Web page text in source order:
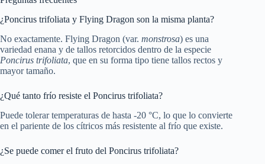
¿Poncirus trifoliata y Flying Dragon son la misma planta?
No exactamente. Flying Dragon (var. monstrosa) es una
variedad enana y de tallos retorcidos dentro de la especie
Poncirus trifoliata, que en su forma tipo tiene tallos rectos y
mayor tamaño.
¿Qué tanto frío resiste el Poncirus trifoliata?
Puede tolerar temperaturas de hasta -20 °C, lo que lo convierte
en el pariente de los cítricos más resistente al frío que existe.
¿Se puede comer el fruto del Poncirus trifoliata?